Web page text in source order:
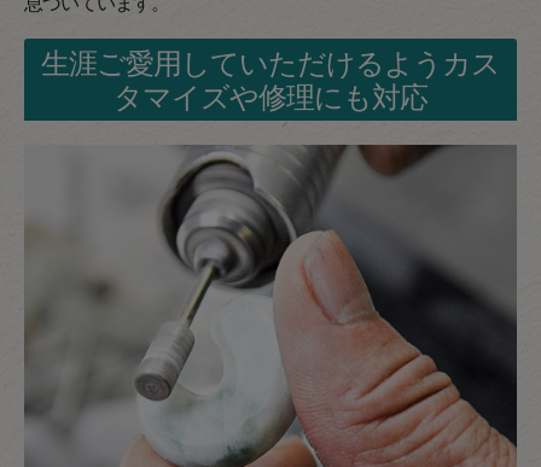
生涯ご愛用していただけるようカス
タマイズや修理にも対応